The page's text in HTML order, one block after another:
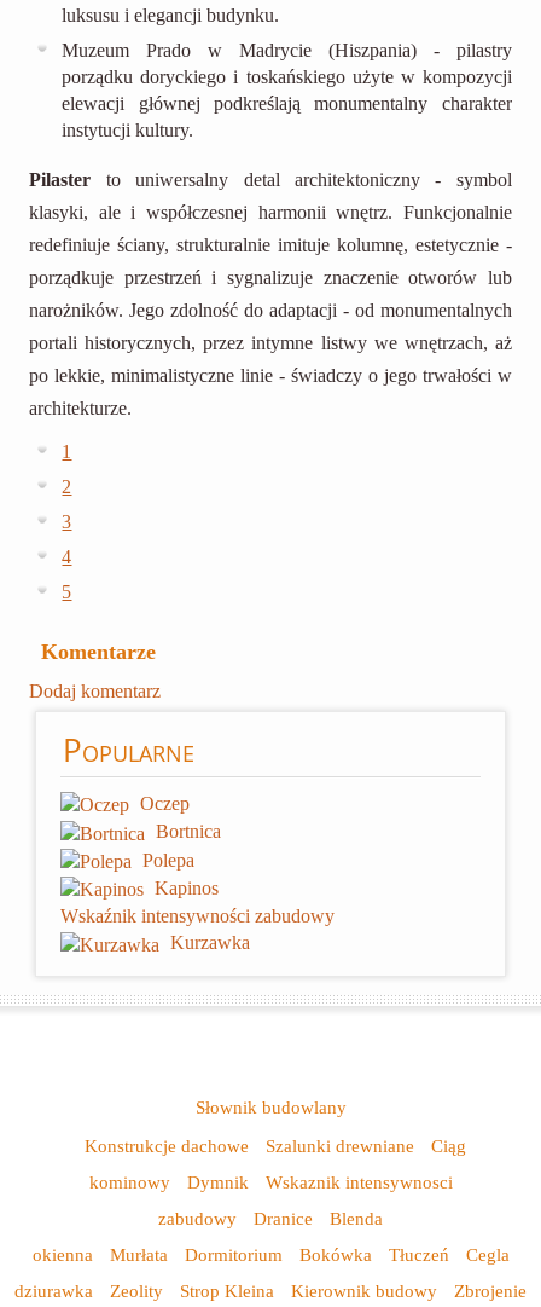
luksusu i elegancji budynku.
Muzeum Prado w Madrycie (Hiszpania) - pilastry
porządku doryckiego i toskańskiego użyte w kompozycji
elewacji głównej podkreślają monumentalny charakter
instytucji kultury.
Pilaster to uniwersalny detal architektoniczny - symbol
klasyki, ale i współczesnej harmonii wnętrz. Funkcjonalnie
redefiniuje ściany, strukturalnie imituje kolumnę, estetycznie -
porządkuje przestrzeń i sygnalizuje znaczenie otworów lub
narożników. Jego zdolność do adaptacji - od monumentalnych
portali historycznych, przez intymne listwy we wnętrzach, aż
po lekkie, minimalistyczne linie - świadczy o jego trwałości w
architekturze.
1
2
3
4
5
Komentarze
Dodaj komentarz
Popularne
Oczep
Bortnica
Polepa
Kapinos
Wskaźnik intensywności zabudowy
Kurzawka
Słownik budowlany
Konstrukcje dachowe
Szalunki drewniane
Ciąg
kominowy
Dymnik
Wskaznik intensywnosci
zabudowy
Dranice
Blenda
okienna
Murłata Dormitorium Bokówka Tłuczeń
Cegla
dziurawka
Zeolity Strop Kleina Kierownik budowy Zbrojenie